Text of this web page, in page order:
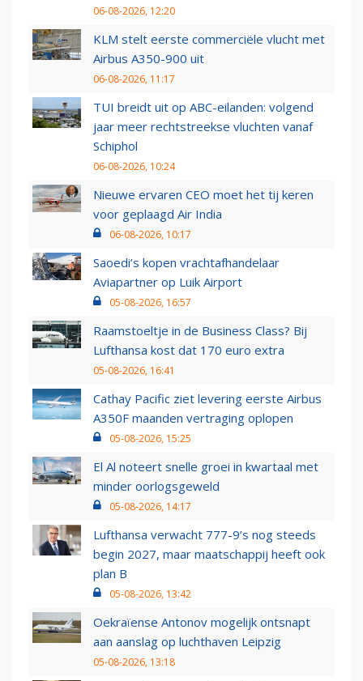
06-08-2026, 12:20
KLM stelt eerste commerciële vlucht met
Airbus A350-900 uit
06-08-2026, 11:17
TUI breidt uit op ABC-eilanden: volgend
jaar meer rechtstreekse vluchten vanaf
Schiphol
06-08-2026, 10:24
Nieuwe ervaren CEO moet het tij keren
voor geplaagd Air India
06-08-2026, 10:17
Saoedi’s kopen vrachtafhandelaar
Aviapartner op Luik Airport
05-08-2026, 16:57
Raamstoeltje in de Business Class? Bij
Lufthansa kost dat 170 euro extra
05-08-2026, 16:41
Cathay Pacific ziet levering eerste Airbus
A350F maanden vertraging oplopen
05-08-2026, 15:25
El Al noteert snelle groei in kwartaal met
minder oorlogsgeweld
05-08-2026, 14:17
Lufthansa verwacht 777-9’s nog steeds
begin 2027, maar maatschappij heeft ook
plan B
05-08-2026, 13:42
Oekraïense Antonov mogelijk ontsnapt
aan aanslag op luchthaven Leipzig
05-08-2026, 13:18